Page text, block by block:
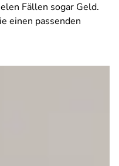
Fällen sogar Geld.
einen passenden